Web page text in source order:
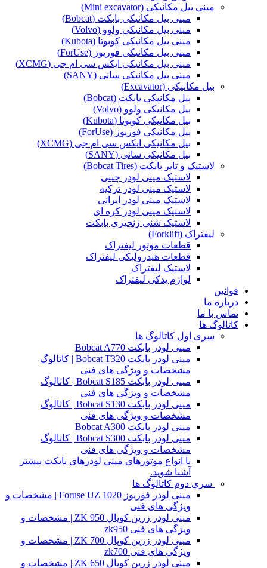
مینی بیل مکانیکی (Mini excavator)
مینی بیل مکانیکی بابکت (Bobcat)
مینی بیل مکانیکی ولوو (Volvo)
مینی بیل مکانیکی کوبوتا (Kubota)
مینی بیل مکانیکی فوریوز (ForUse)
مینی بیل مکانیکی ایکس سی ام جی (XCMG)
مینی بیل مکانیکی سانی (SANY)
بیل مکانیکی (Excavator)
بیل مکانیکی بابکت (Bobcat)
بیل مکانیکی ولوو (Volvo)
بیل مکانیکی کوبوتا (Kubota)
بیل مکانیکی فوریوز (ForUse)
بیل مکانیکی ایکس سی ام جی (XCMG)
بیل مکانیکی سانی (SANY)
لاستیک و تایر بابکت (Bobcat Tires)
لاستیک مینی لودر چینی
لاستیک مینی لودر ترکیه
لاستیک مینی لودر ایرانی
لاستیک مینی لودر کره ای
لاستیک شنی زنجیری بابکت
لیفتراک (Forklift)
قطعات موتور لیفتراک
قطعات هیدرولیکی لیفتراک
لاستیک لیفتراک
لوازم یدکی لیفتراک
قوانین
درباره ما
تماس با ما
کاتالوگ ها
سری اول کاتالوگ ها
مینی لودر بابکت Bobcat A770
مینی لودر بابکت Bobcat T320 | کاتالوگ
مشخصات و ویژگی های فنی
مینی لودر بابکت Bobcat S185 | کاتالوگ
مشخصات و ویژگی های فنی
مینی لودر بابکت Bobcat S130 | کاتالوگ
مشخصات و ویژگی های فنی
مینی لودر بابکت Bobcat A300
مینی لودر بابکت Bobcat S300 | کاتالوگ
مشخصات و ویژگی های فنی
با انواع موتورهای مینی لودرهای بابکت بیشتر
آشنا شوید.
سری دوم کاتالوگ ها
مینی لودر فوریوز Foruse UZ 1020 | مشخصات و
ویژگی های فنی
مینی لودر زرین کوپال ZK 950 | مشخصات و
ویژگی های فنی zk950
مینی لودر زرین کوپال ZK 700 | مشخصات و
ویژگی های فنی zk700
مینی لودر زرین کوپال ZK 650 | مشخصات و